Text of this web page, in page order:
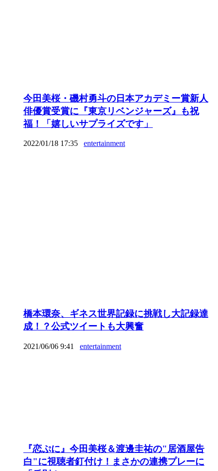
今田美桜・磯村勇斗の日本アカデミー賞新人
俳優賞受賞に『東京リベンジャーズ』も祝
福！「嬉しいサプライズです」
2022/01/18 17:35 entertainment
橋本環奈、ギネス世界記録に挑戦し大記録達
成！？公式ツイートも大興奮
2021/06/06 9:41 entertainment
『恋ぷに』今田美桜＆渡邊圭祐の"居酒屋告
白"に視聴者釘付け！まさかの連携プレーに